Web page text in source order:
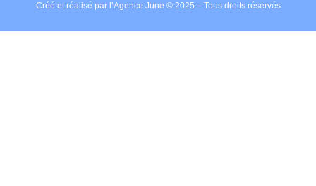
Créé et réalisé par l’Agence June © 2025 – Tous droits réservés